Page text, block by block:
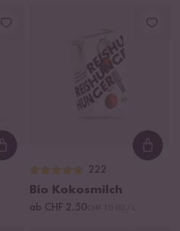
Loading...
222
Bio Kokosmilch
ab CHF 2.50